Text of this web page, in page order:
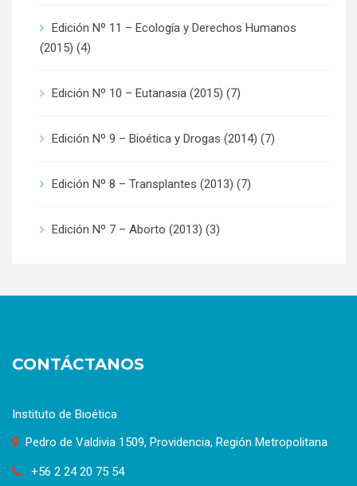
Edición Nº 11 – Ecología y Derechos Humanos
(2015) (4)
Edición Nº 10 – Eutanasia (2015) (7)
Edición Nº 9 – Bioética y Drogas (2014) (7)
Edición Nº 8 – Transplantes (2013) (7)
Edición Nº 7 – Aborto (2013) (3)
CONTÁCTANOS
Instituto de Bioética
Pedro de Valdivia 1509, Providencia, Región Metropolitana
+56 2 24 20 75 54